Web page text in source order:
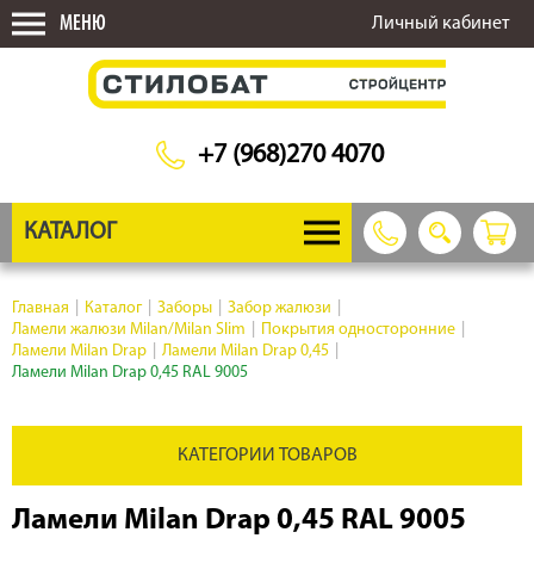
МЕНЮ Личный кабинет
+7 (968)270 4070
КАТАЛОГ
Главная Каталог Заборы Забор жалюзи
Ламели жалюзи Milan/Milan Slim
Покрытия односторонние
Ламели Milan Drap
Ламели Milan Drap 0,45
Ламели Milan Drap 0,45 RAL 9005
КАТЕГОРИИ ТОВАРОВ
Ламели Milan Drap 0,45 RAL 9005